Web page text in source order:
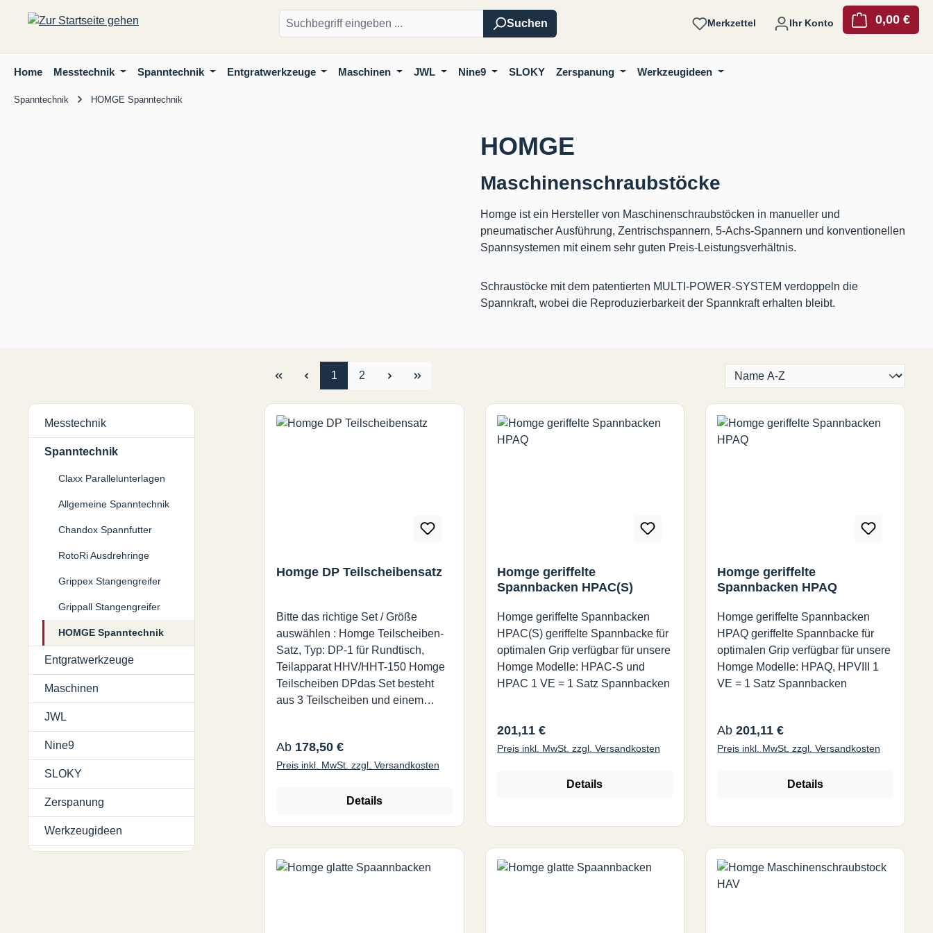
Hauptinhalt springen
Zur Suche springen
Zur Hauptnavigation springen
Suchen Merkzettel Ihr Konto 0,00 €
Home Messtechnik Spanntechnik Entgratwerkzeuge Maschinen JWL Nine9 SLOKY Zerspanung Werkzeugideen
Spanntechnik HOMGE Spanntechnik
HOMGE
Maschinenschraubstöcke
Homge ist ein Hersteller von Maschinenschraubstöcken in manueller und
pneumatischer Ausführung, Zentrischspannern, 5-Achs-Spannern und konventionellen
Spannsystemen mit einem sehr guten Preis-Leistungsverhältnis.
Schraustöcke mit dem patentierten MULTI-POWER-SYSTEM verdoppeln die
Spannkraft, wobei die Reproduzierbarkeit der Spannkraft erhalten bleibt.
Messtechnik
Spanntechnik
Claxx Parallelunterlagen
Allgemeine Spanntechnik
Chandox Spannfutter
RotoRi Ausdrehringe
Grippex Stangengreifer
Grippall Stangengreifer
HOMGE Spanntechnik
Entgratwerkzeuge
Maschinen
JWL
Nine9
SLOKY
Zerspanung
Werkzeugideen
Seite
1 Seite
2
Homge DP Teilscheibensatz
Bitte das richtige Set / Größe
auswählen : Homge Teilscheiben-
Satz, Typ: DP-1 für Rundtisch,
Teilapparat HHV/HHT-150 Homge
Teilscheiben DPdas Set besteht
aus 3 Teilscheiben und einem
B, Anzahl der Löcher: 21, 23, 27,
29, 31, 33 Platte C, Anzahl der
Homge Teilscheiben-Satz, Typ: DP-
Homge Teilscheiben DPdas Set
besteht aus 2 Teilscheiben und
Regulärer Preis:
Ab 178,50 €
Preis inkl. MwSt. zzgl. Versandkosten
Details
Homge geriffelte
Spannbacken HPAC(S)
Homge geriffelte Spannbacken
HPAC(S) geriffelte Spannbacke für
optimalen Grip verfügbar für unsere
Homge Modelle: HPAC-S und
HPAC 1 VE = 1 Satz Spannbacken
Regulärer Preis:
201,11 €
Preis inkl. MwSt. zzgl. Versandkosten
Details
Homge geriffelte
Spannbacken HPAQ
Homge geriffelte Spannbacken
HPAQ geriffelte Spannbacke für
optimalen Grip verfügbar für unsere
Homge Modelle: HPAQ, HPVIII 1
VE = 1 Satz Spannbacken
Regulärer Preis:
Ab201,11 €
Preis inkl. MwSt. zzgl. Versandkosten
Details